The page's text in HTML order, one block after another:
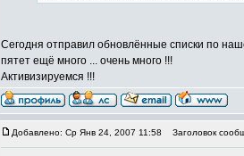
Сегодня отправил обновлённые списки по
пятет ещё много ... очень много !!!
Активизируемся !!!
Добавлено: Ср Янв 24, 2007 11:58 Заголовок